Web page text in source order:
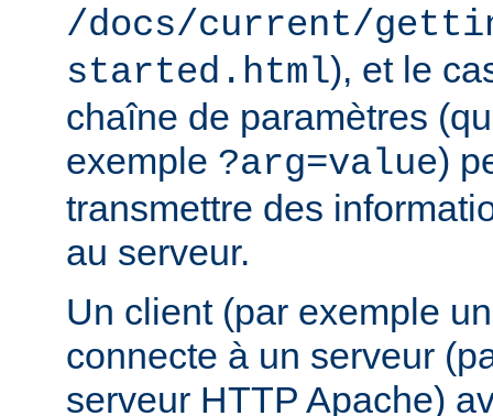
/docs/current/
started.html), et le
chaîne de paramètres
exemple ?arg=value)
transmettre des
au serveur.
Un client (par exemple
connecte à un serveur
serveur HTTP Apache)